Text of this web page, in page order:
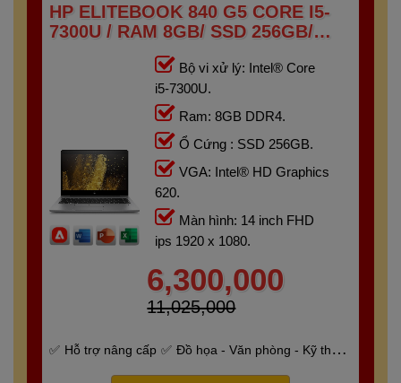
HP ELITEBOOK 840 G5 CORE I5-
7300U / RAM 8GB/ SSD 256GB/
FHD IPS 14 INCH
Bộ vi xử lý: Intel® Core
i5-7300U.
Ram: 8GB DDR4.
Ổ Cứng : SSD 256GB.
VGA: Intel® HD Graphics
620.
Màn hình: 14 inch FHD
ips 1920 x 1080.
6,300,000
11,025,000
Hỗ trợ nâng cấp
Đồ họa - Văn phòng - Kỹ thuật